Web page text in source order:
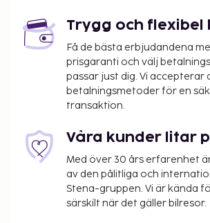
Trygg och flexibel
Få de bästa erbjudandena
prisgaranti och välj
passar just dig. Vi accepterar
betalningsmetoder för en
transaktion.
Våra kunder litar
Med över 30 års erfarenhet
av den pålitliga och
Stena-gruppen. Vi är kända
särskilt när det gäller bilresor.